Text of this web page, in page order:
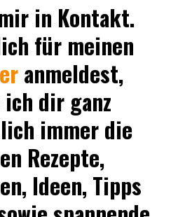
in Kontakt.
für meinen
anmeldest,
dir ganz
immer die
Rezepte,
Ideen, Tipps